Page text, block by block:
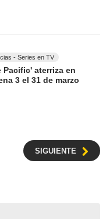
- Series en TV
Pacific' aterriza en
3 el 31 de marzo
SIGUIENTE